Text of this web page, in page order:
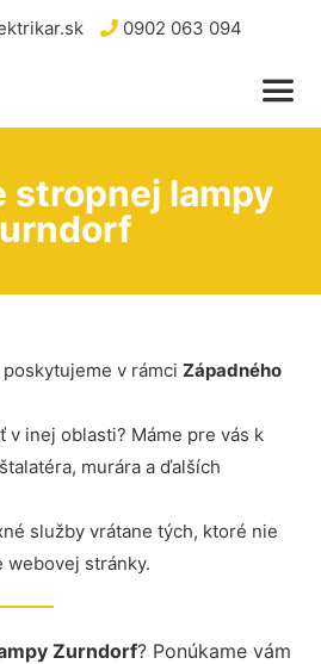
0902 063 094
stropnej lampy
v rámci Západného
v inej oblasti? Máme pre vás k
murára a ďalších
služby vrátane tých, ktoré nie
webovej stránky.
Zurndorf? Ponúkame vám